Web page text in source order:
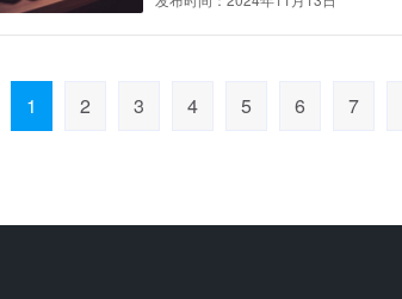
1 2 3 4 5 6 7